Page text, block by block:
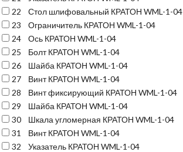
22
Стол шлифовальный КРАТОН WML-1-04
23
Ограничитель КРАТОН WML-1-04
24
Ось КРАТОН WML-1-04
25
Болт КРАТОН WML-1-04
26
Шайба КРАТОН WML-1-04
27
Винт КРАТОН WML-1-04
28
Винт фиксирующий КРАТОН WML-1-04
29
Шайба КРАТОН WML-1-04
30
Шкала угломерная КРАТОН WML-1-04
31
Винт КРАТОН WML-1-04
32
Указатель КРАТОН WML-1-04